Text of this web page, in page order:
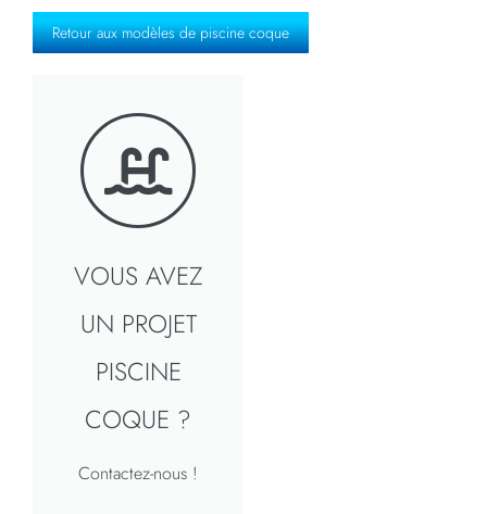
Retour aux modèles de piscine coque
VOUS AVEZ
UN PROJET
PISCINE
COQUE ?
Contactez-nous !